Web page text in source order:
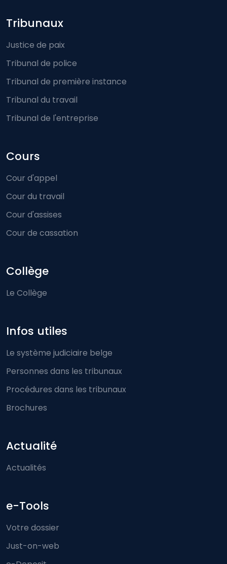
Footer-menu
Tribunaux
Justice de paix
Tribunal de police
Tribunal de première instance
Tribunal du travail
Tribunal de l'entreprise
Cours
Cour d'appel
Cour du travail
Cour d'assises
Cour de cassation
Collège
Le Collège
Infos utiles
Le système judiciaire belge
Personnes dans les tribunaux
Procédures dans les tribunaux
Brochures
Actualité
Actualités
e-Tools
Votre dossier
Just-on-web